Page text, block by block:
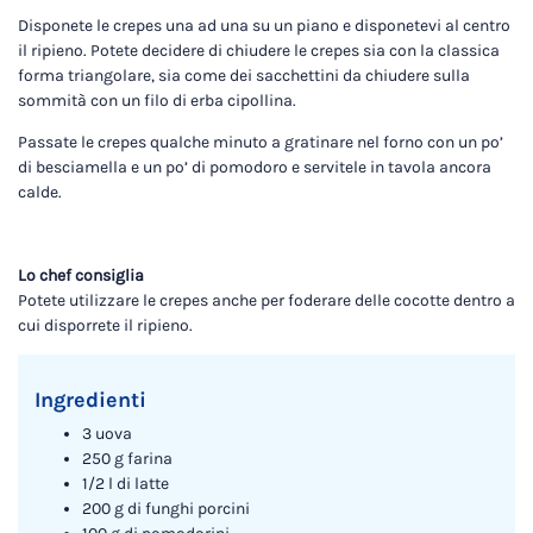
Disponete le crepes una ad una su un piano e disponetevi al centro
il ripieno. Potete decidere di chiudere le crepes sia con la classica
forma triangolare, sia come dei sacchettini da chiudere sulla
sommità con un filo di erba cipollina.
Passate le crepes qualche minuto a gratinare nel forno con un po’
di besciamella e un po’ di pomodoro e servitele in tavola ancora
calde.
Lo chef consiglia
Potete utilizzare le crepes anche per foderare delle cocotte dentro a
cui disporrete il ripieno.
Ingredienti
3 uova
250 g farina
1/2 l di latte
200 g di funghi porcini